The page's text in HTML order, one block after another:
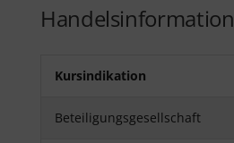
Handelsinformation
Kursindikation
Beteiligungsgesellschaft